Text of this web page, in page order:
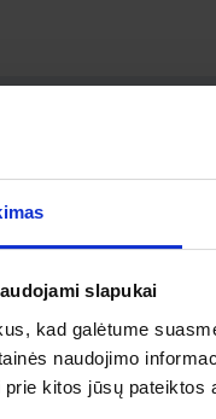
slapukai
kad galėtume
naudojimo
prie kitos jūsų